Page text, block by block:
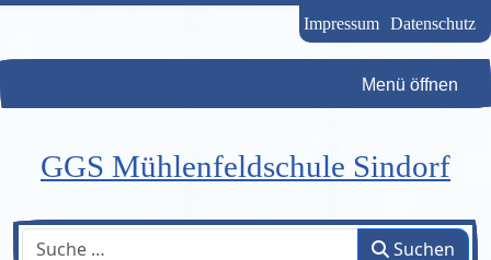
Impressum Datenschutz
Menü öffnen
GGS Mühlenfeldschule Sindorf
Suchen Suchen